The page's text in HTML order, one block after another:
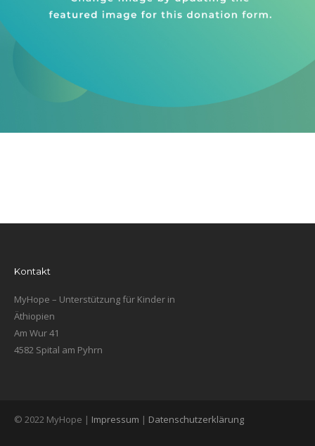
Kontakt
MyHope – Unterstützung für Kinder in
Äthiopien
Am Wur 41
4582 Spital am Pyhrn
© 2022 MyHope | Impressum | Datenschutzerklärung